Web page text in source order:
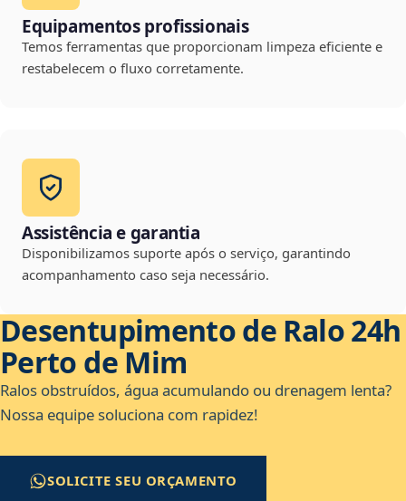
Equipamentos profissionais
Temos ferramentas que proporcionam limpeza eficiente e
restabelecem o fluxo corretamente.
Assistência e garantia
Disponibilizamos suporte após o serviço, garantindo
acompanhamento caso seja necessário.
Desentupimento de Ralo 24h
Perto de Mim
Ralos obstruídos, água acumulando ou drenagem lenta?
Nossa equipe soluciona com rapidez!
SOLICITE SEU ORÇAMENTO